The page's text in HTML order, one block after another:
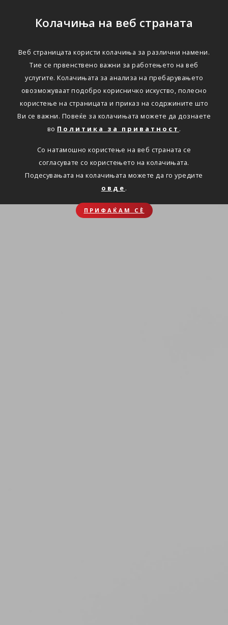
Колачиња на веб страната
Веб страницата користи колачиња за различни намени.
Тие се првенствено важни за работењето на веб
услугите. Колачињата за анализа на пребарувањето
овозможуваат подобро корисничко искуство, полесно
користење на страницата и приказ на содржините што
Ви се важни. Повеќе за колачињата можете да дознаете
во Политика за приватност .
Со натамошно користење на веб страната се
согласувате со користењето на колачињата.
Подесувањата на колачињата можете да го уредите
овде .
ПРИФАЌАМ СЀ